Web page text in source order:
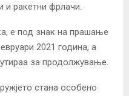
и ракетни фрлачи.
е под знак на прашање
2021 година, а
за продолжување.
стана особено